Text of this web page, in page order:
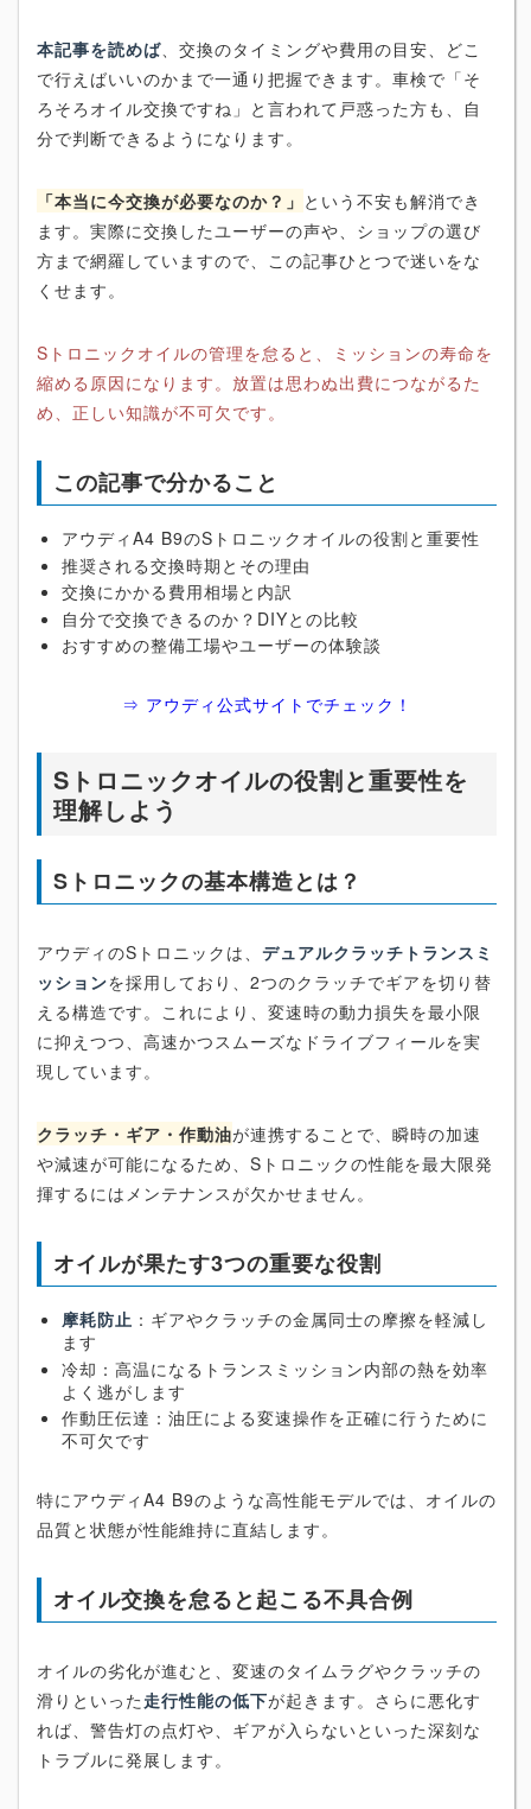
本記事を読めば、交換のタイミングや費用の目安、どこ
で行えばいいのかまで一通り把握できます。車検で「そ
ろそろオイル交換ですね」と言われて戸惑った方も、自
分で判断できるようになります。
「本当に今交換が必要なのか？」 という不安も解消でき
ます。実際に交換したユーザーの声や、ショップの選び
方まで網羅していますので、この記事ひとつで迷いをな
くせます。
Sトロニックオイルの管理を怠ると、ミッションの寿命を
縮める原因になります。放置は思わぬ出費につながるた
め、正しい知識が不可欠です。
この記事で分かること
アウディA4 B9のSトロニックオイルの役割と重要性
推奨される交換時期とその理由
交換にかかる費用相場と内訳
自分で交換できるのか？DIYとの比較
おすすめの整備工場やユーザーの体験談
⇒ アウディ公式サイトでチェック！
Sトロニックオイルの役割と重要性を
理解しよう
Sトロニックの基本構造とは？
アウディのSトロニックは、 デュアルクラッチトランスミ
ッションを採用しており、2つのクラッチでギアを切り替
える構造です。これにより、変速時の動力損失を最小限
に抑えつつ、高速かつスムーズなドライブフィールを実
現しています。
クラッチ・ギア・作動油が連携することで、瞬時の加速
や減速が可能になるため、Sトロニックの性能を最大限発
揮するにはメンテナンスが欠かせません。
オイルが果たす3つの重要な役割
摩耗防止 ：ギアやクラッチの金属同士の摩擦を軽減し
ます
冷却：高温になるトランスミッション内部の熱を効率
よく逃がします
作動圧伝達：油圧による変速操作を正確に行うために
不可欠です
特にアウディA4 B9のような高性能モデルでは、オイルの
品質と状態が性能維持に直結します。
オイル交換を怠ると起こる不具合例
オイルの劣化が進むと、変速のタイムラグやクラッチの
滑りといった 走行性能の低下が起きます。さらに悪化す
れば、警告灯の点灯や、ギアが入らないといった深刻な
トラブルに発展します。